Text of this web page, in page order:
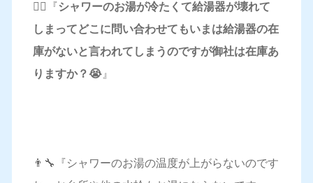
🤦‍♀️『シャワーのお湯が冷たくて給湯器が壊れて
しまってどこに問い合わせてもいまは給湯器の在
庫がないと言われてしまうのですが御社は在庫あ
りますか？😭』
👨‍🔧『シャワーのお湯の温度が上がらないのです